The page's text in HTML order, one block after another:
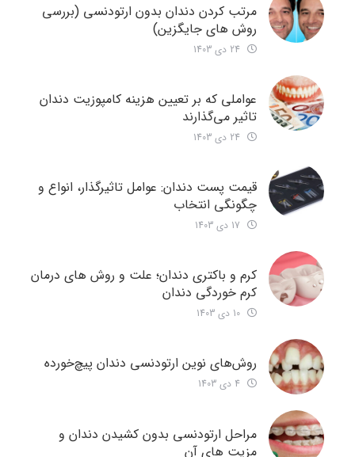
مرتب کردن دندان بدون ارتودنسی (بررسی
روش های جایگزین)
عواملی که بر تعیین هزینه کامپوزیت دندان
تاثیر می‌گذارند
قیمت پست دندان: عوامل تاثیرگذار، انواع و
چگونگی انتخاب
کرم و باکتری دندان؛ علت و روش های درمان
کرم خوردگی دندان
روش‌های نوین ارتودنسی دندان‌ پیچ‌خورده
مراحل ارتودنسی بدون کشیدن دندان و
مزیت های آن